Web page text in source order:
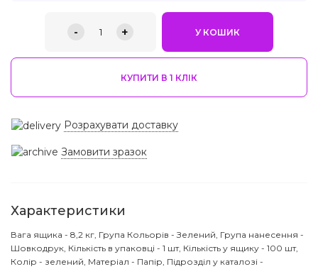
- 1 + У КОШИК
КУПИТИ В 1 КЛIК
Розрахувати доставку
Замовити зразок
Характеристики
Вага ящика - 8,2 кг, Група Кольорів - Зелений, Група нанесення -
Шовкодрук, Кількість в упаковці - 1 шт, Кількість у ящику - 100 шт,
Колір - зелений, Матеріал - Папір, Підрозділ у каталозі -